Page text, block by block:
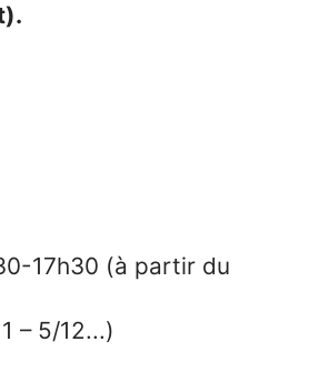
17h30 (à partir du
– 5/12...)